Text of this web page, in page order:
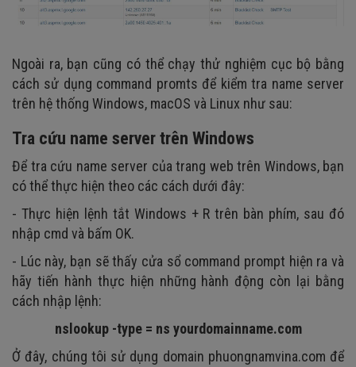
Ngoài ra, bạn cũng có thể chạy thử nghiệm cục bộ bằng
cách sử dụng command promts để kiểm tra name server
trên hệ thống Windows, macOS và Linux như sau:
Tra cứu name server trên Windows
Để tra cứu name server của trang web trên Windows, bạn
có thể thực hiện theo các cách dưới đây:
- Thực hiện lệnh tắt Windows + R trên bàn phím, sau đó
nhập cmd và bấm OK.
- Lúc này, bạn sẽ thấy cửa sổ command prompt hiện ra và
hãy tiến hành thực hiện những hành động còn lại bằng
cách nhập lệnh:
nslookup -type = ns yourdomainname.com
Ở đây, chúng tôi sử dụng domain phuongnamvina.com để